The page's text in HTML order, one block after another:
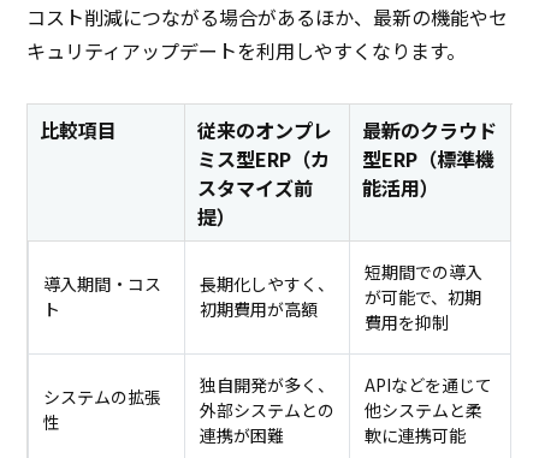
コスト削減につながる場合があるほか、最新の機能やセ
キュリティアップデートを利用しやすくなります。
比較項目
従来のオンプレ
ミス型ERP（カ
スタマイズ前
提）
最新のクラウド
型ERP（標準機
能活用）
導入期間・コス
ト
長期化しやすく、
初期費用が高額
短期間での導入
が可能で、初期
費用を抑制
システムの拡張
性
独自開発が多く、
外部システムとの
連携が困難
APIなどを通じて
他システムと柔
軟に連携可能